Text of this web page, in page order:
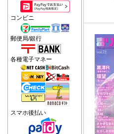
コンビニ
郵便局/銀行
各種電子マネー
スマホ後払い